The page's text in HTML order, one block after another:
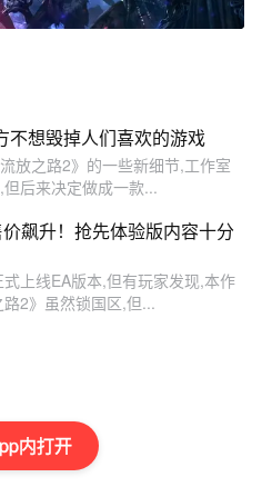
内打开
不想毁掉人们喜欢的游戏
放之路2》的一些新细节,工作室
后来决定做成一款...
飙升！抢先体验版内容十分
上线EA版本,但有玩家发现,本作
2》虽然锁国区,但...